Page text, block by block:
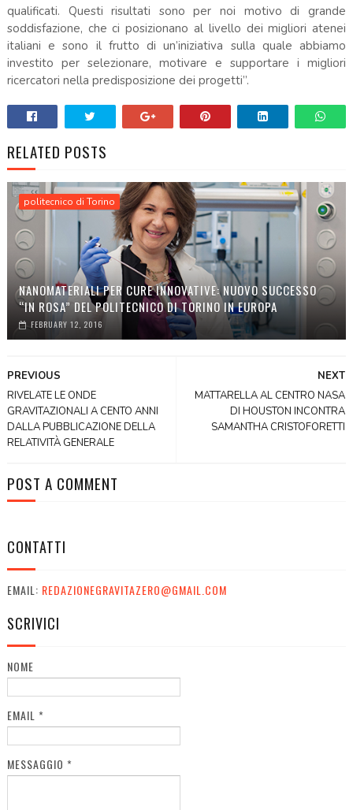
qualificati. Questi risultati sono per noi motivo di grande
soddisfazione, che ci posizionano al livello dei migliori atenei
italiani e sono il frutto di un’iniziativa sulla quale abbiamo
investito per selezionare, motivare e supportare i migliori
ricercatori nella predisposizione dei progetti”.
RELATED POSTS
politecnico di Torino
NANOMATERIALI PER CURE INNOVATIVE: NUOVO SUCCESSO
“IN ROSA” DEL POLITECNICO DI TORINO IN EUROPA
FEBRUARY 12, 2016
NEXT
MATTARELLA AL CENTRO NASA
DI HOUSTON INCONTRA
SAMANTHA CRISTOFORETTI
PREVIOUS
RIVELATE LE ONDE
GRAVITAZIONALI A CENTO ANNI
DALLA PUBBLICAZIONE DELLA
RELATIVITÀ GENERALE
POST A COMMENT
CONTATTI
EMAIL: REDAZIONEGRAVITAZERO@GMAIL.COM
SCRIVICI
NOME
EMAIL *
MESSAGGIO *